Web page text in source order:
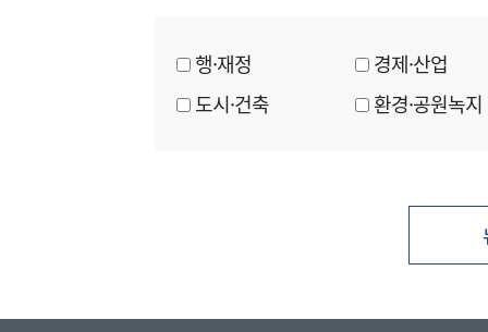
행·재정
경제·산업
도시·건축
환경·공원녹지